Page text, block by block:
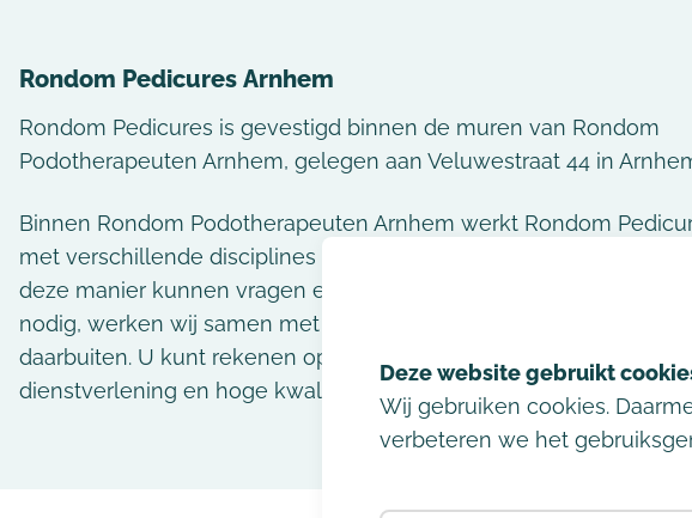
Rondom Pedicures Arnhem
Rondom Pedicures is gevestigd binnen de muren van Rondom
Podotherapeuten Arnhem, gelegen aan Veluwestraat 44 in
Binnen Rondom Podotherapeuten Arnhem werkt Rondom
met verschillende disciplines en bieden wij u de best mogelijke
deze manier kunnen vragen en klachten snel behandeld worden.
nodig, werken wij samen met andere zorgverleners uit de regio of
daarbuiten. U kunt rekenen op persoonlijke service, een
dienstverlening en hoge kwaliteit van zorg.
Wij gebruiken cookies.
verbeteren we het